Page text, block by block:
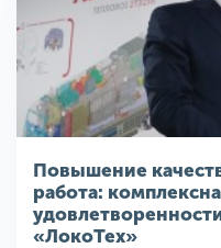
Повышение
работа:
«ЛокоТех»